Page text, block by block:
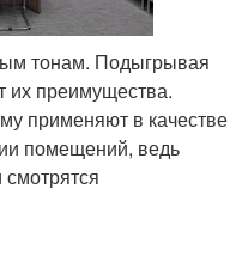
тонам. Подыгрывая
их преимущества.
применяют в качестве
помещений, ведь